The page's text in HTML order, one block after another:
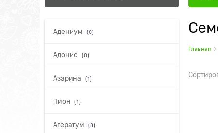
Адениум (0)
Адонис (0)
Азарина (1)
Пион (1)
Агератум (8)
Главная